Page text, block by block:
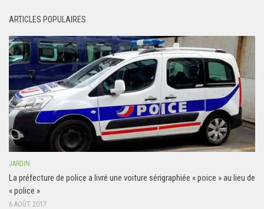
ARTICLES POPULAIRES
JARDIN
La préfecture de police a livré une voiture sérigraphiée « poice » au lieu de
« police »
6 AOÛT 2017